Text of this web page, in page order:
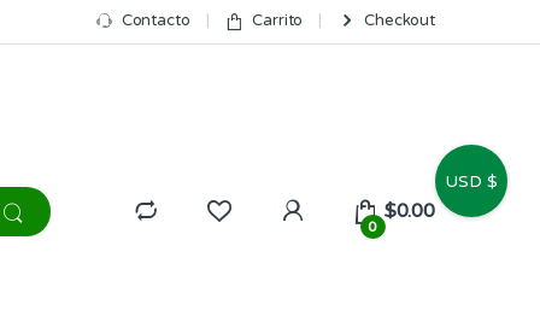
Contacto Carrito Checkout
0
$0.00
USD $